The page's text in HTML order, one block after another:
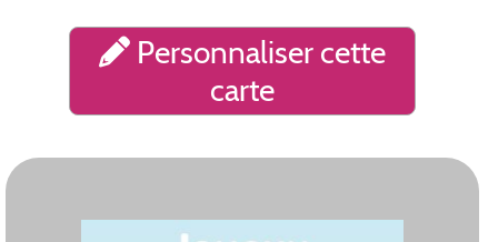
Personnaliser cette
carte